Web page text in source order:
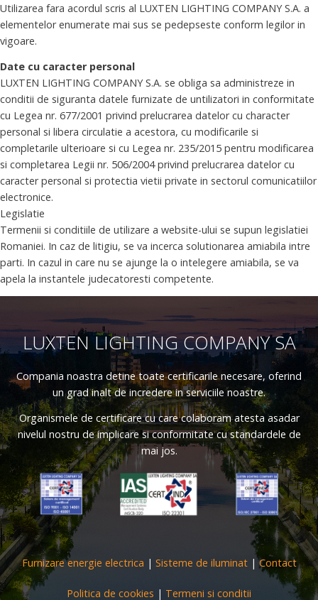
Utilizarea fara acordul scris al LUXTEN LIGHTING COMPANY S.A. a
elementelor enumerate mai sus se pedepseste conform legilor in
vigoare.
Date cu caracter personal
LUXTEN LIGHTING COMPANY S.A. se obliga sa administreze in
conditii de siguranta datele furnizate de untilizatori in conformitate
cu Legea nr. 677/2001 privind prelucrarea datelor cu character
personal si libera circulatie a acestora, cu modificarile si
completarile ulterioare si cu Legea nr. 235/2015 pentru modificarea
si completarea Legii nr. 506/2004 privind prelucrarea datelor cu
caracter personal si protectia vietii private in sectorul comunicatiilor
electronice.
Legislatie
Termenii si conditiile de utilizare a website-ului se supun legislatiei
Romaniei. In caz de litigiu, se va incerca solutionarea amiabila intre
parti. In cazul in care nu se ajunge la o intelegere amiabila, se va
apela la instantele judecatoresti competente.
LUXTEN LIGHTING COMPANY SA
Compania noastra detine toate certificarile necesare, oferind
un grad inalt de incredere in serviciile noastre.
Organismele de certificare cu care colaboram atesta asadar
nivelul nostru de implicare si conformitate cu standardele de
mai jos.
Furnizare energie electrica | Sisteme de iluminat|Contact
Politica de cookies | Termeni si conditii